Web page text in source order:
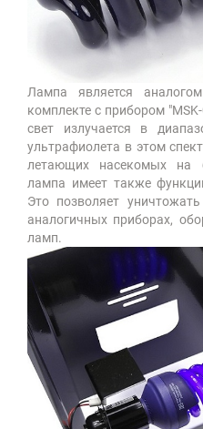
Лампа является
комплекте с прибором
свет излучается в
ультрафиолета в этом
летающих насекомых на
лампа имеет также
Это позволяет
аналогичных приборах,
ламп.